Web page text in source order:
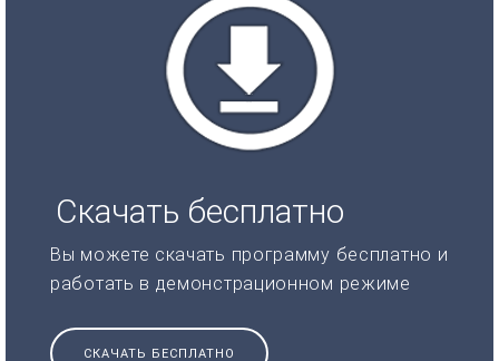
Скачать бесплатно
Вы можете скачать программу бесплатно и
работать в демонстрационном режиме
СКАЧАТЬ БЕСПЛАТНО